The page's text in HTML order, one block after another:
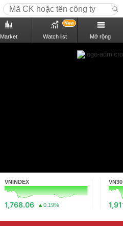
Market Watch list
New
Mở rộng
VNINDEX
1,768.06 0.19%
VN30